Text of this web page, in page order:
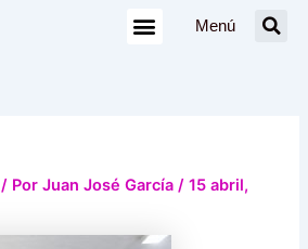
Menú
/ PorJuan José García/15 abril,